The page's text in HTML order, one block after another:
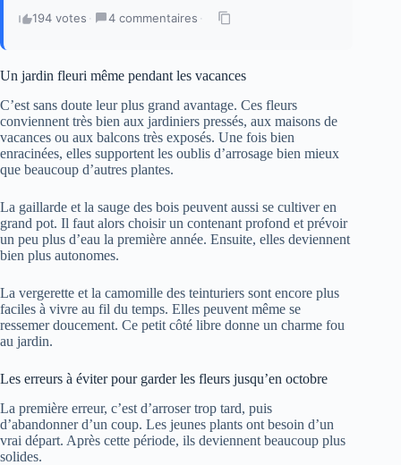
194 votes · 4 commentaires ·
Un jardin fleuri même pendant les vacances
C’est sans doute leur plus grand avantage. Ces fleurs
conviennent très bien aux jardiniers pressés, aux maisons de
vacances ou aux balcons très exposés. Une fois bien
enracinées, elles supportent les oublis d’arrosage bien mieux
que beaucoup d’autres plantes.
La gaillarde et la sauge des bois peuvent aussi se cultiver en
grand pot. Il faut alors choisir un contenant profond et prévoir
un peu plus d’eau la première année. Ensuite, elles deviennent
bien plus autonomes.
La vergerette et la camomille des teinturiers sont encore plus
faciles à vivre au fil du temps. Elles peuvent même se
ressemer doucement. Ce petit côté libre donne un charme fou
au jardin.
Les erreurs à éviter pour garder les fleurs jusqu’en octobre
La première erreur, c’est d’arroser trop tard, puis
d’abandonner d’un coup. Les jeunes plants ont besoin d’un
vrai départ. Après cette période, ils deviennent beaucoup plus
solides.